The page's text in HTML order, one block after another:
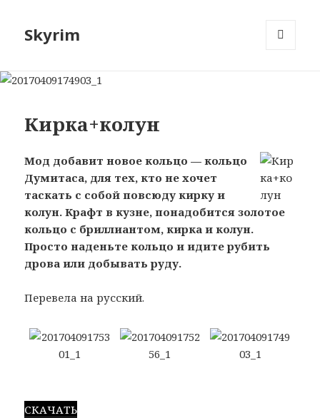
Skyrim
Кирка+колун
Мод добавит новое кольцо — кольцо
Думитаса, для тех, кто не хочет
таскать с собой повсюду кирку и
колун. Крафт в кузне, понадобится золотое
кольцо с бриллиантом, кирка и колун.
Просто наденьте кольцо и идите рубить
дрова или добывать руду.
Перевела на русский.
СКАЧАТЬ